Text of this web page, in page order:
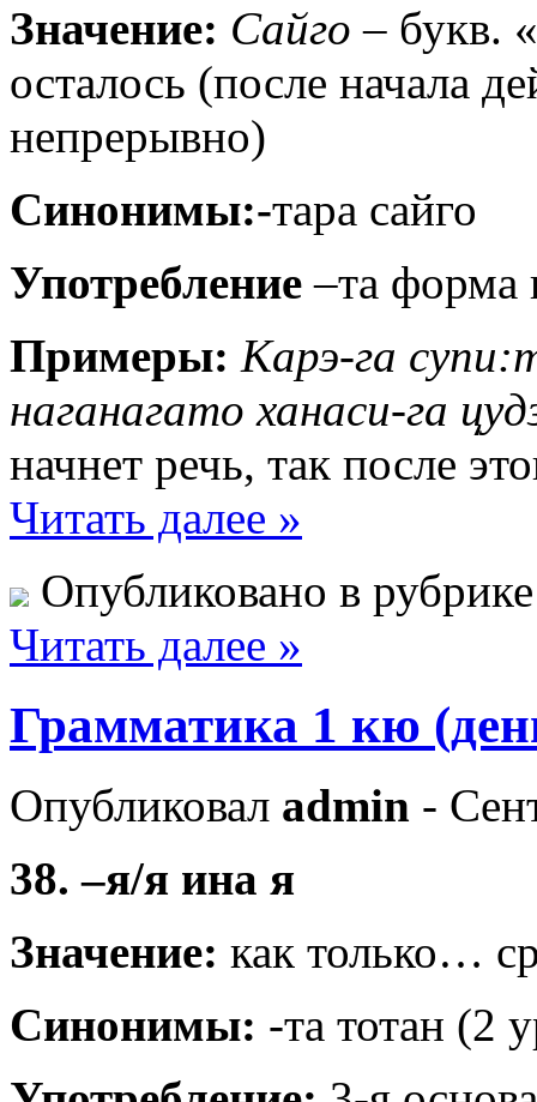
Значение: Сайго – букв.
осталось (после начала
непрерывно)
Синонимы:-тара сайго
Употребление –та форма
Примеры: Карэ-га
наганагато ханаси-га
начнет речь, так после
Читать далее »
Опубликовано в
Читать далее »
Грамматика 1 кю
Опубликовал admin -
38. –я/я ина я
Значение: как только…
Синонимы: -та тотан (2